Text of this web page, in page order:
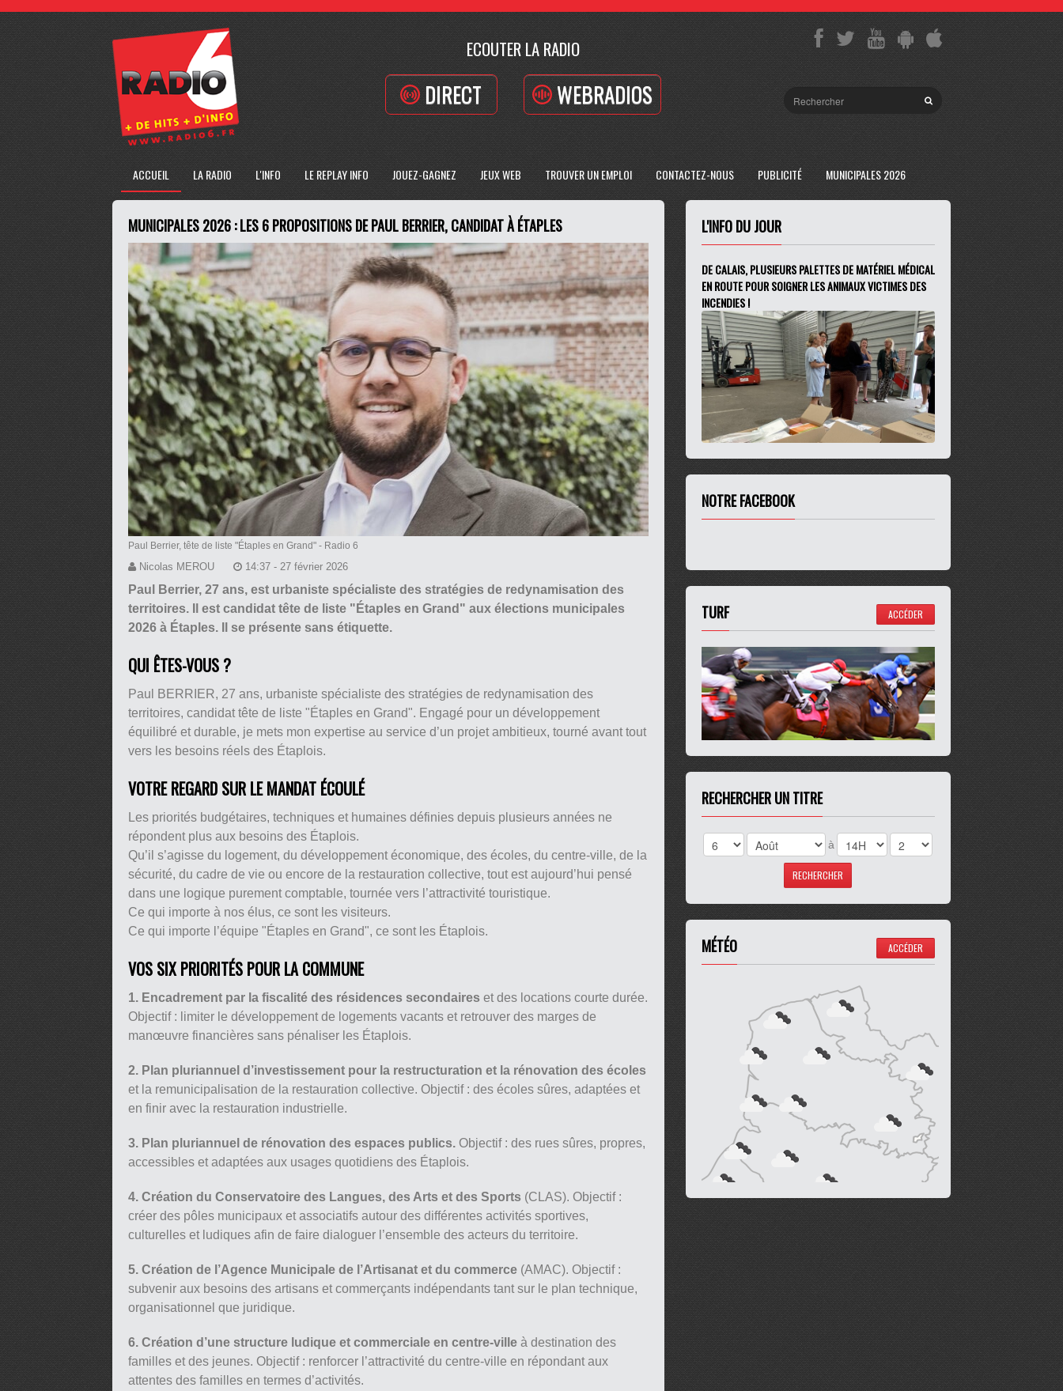
ECOUTER LA RADIO
DIRECT WEBRADIOS
ACCUEIL LA RADIO L'INFO LE REPLAY INFO JOUEZ-GAGNEZ JEUX WEB TROUVER UN EMPLOI CONTACTEZ-NOUS PUBLICITÉ MUNICIPALES 2026
MUNICIPALES 2026 : LES 6 PROPOSITIONS DE PAUL BERRIER, CANDIDAT À ÉTAPLES
Paul Berrier, tête de liste "Étaples en Grand" - Radio 6
Nicolas MEROU 14:37 - 27 février 2026
Paul Berrier, 27 ans, est urbaniste spécialiste des stratégies de redynamisation des
territoires. Il est candidat tête de liste "Étaples en Grand" aux élections municipales
2026 à Étaples. Il se présente sans étiquette.
QUI ÊTES-VOUS ?
Paul BERRIER, 27 ans, urbaniste spécialiste des stratégies de redynamisation des
territoires, candidat tête de liste "Étaples en Grand". Engagé pour un développement
équilibré et durable, je mets mon expertise au service d’un projet ambitieux, tourné avant tout
vers les besoins réels des Étaplois.
VOTRE REGARD SUR LE MANDAT ÉCOULÉ
Les priorités budgétaires, techniques et humaines définies depuis plusieurs années ne
répondent plus aux besoins des Étaplois.
Qu’il s’agisse du logement, du développement économique, des écoles, du centre-ville, de la
sécurité, du cadre de vie ou encore de la restauration collective, tout est aujourd’hui pensé
dans une logique purement comptable, tournée vers l’attractivité touristique.
Ce qui importe à nos élus, ce sont les visiteurs.
Ce qui importe l’équipe "Étaples en Grand", ce sont les Étaplois.
VOS SIX PRIORITÉS POUR LA COMMUNE
1. Encadrement par la fiscalité des résidences secondaires et des locations courte durée.
Objectif : limiter le développement de logements vacants et retrouver des marges de
manœuvre financières sans pénaliser les Étaplois.
2. Plan pluriannuel d’investissement pour la restructuration et la rénovation des écoles
et la remunicipalisation de la restauration collective. Objectif : des écoles sûres, adaptées et
en finir avec la restauration industrielle.
3. Plan pluriannuel de rénovation des espaces publics. Objectif : des rues sûres, propres,
accessibles et adaptées aux usages quotidiens des Étaplois.
4. Création du Conservatoire des Langues, des Arts et des Sports (CLAS). Objectif :
créer des pôles municipaux et associatifs autour des différentes activités sportives,
culturelles et ludiques afin de faire dialoguer l’ensemble des acteurs du territoire.
5. Création de l’Agence Municipale de l’Artisanat et du commerce (AMAC). Objectif :
subvenir aux besoins des artisans et commerçants indépendants tant sur le plan technique,
organisationnel que juridique.
6. Création d’une structure ludique et commerciale en centre-ville à destination des
familles et des jeunes. Objectif : renforcer l’attractivité du centre-ville en répondant aux
attentes des familles en termes d’activités.
L'INFO DU JOUR
DE CALAIS, PLUSIEURS PALETTES DE MATÉRIEL MÉDICAL
EN ROUTE POUR SOIGNER LES ANIMAUX VICTIMES DES
INCENDIES !
NOTRE FACEBOOK
TURF ACCÉDER
RECHERCHER UN TITRE
à
MÉTÉO ACCÉDER